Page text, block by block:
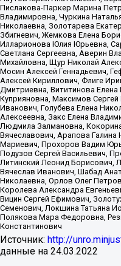
Пислакова-Паркер Марина
Владимировна, Чуркина
Николаевна, Золотарева
Збигневич, Жемкова Елена
Илларионова Юлия Юрьевна,
Светлана Сергеевна, Аверин
Михайловна, Щур Николай
Мосин Алексей Геннадьевич,
Алексей Кириллович, Флиге
Дмитриевна, Вититинова
Куприяновна, Максимов
Иванович, Голубева Елена
Алексеевна, Закс Елена
Людмила Залмановна,
Вячеславович, Арапова
Мариевич, Прохоров Вадим
Подузов Сергей Васильевич,
Литинский Леонид Борисович,
Вячеслав Иванович, Шабад
Николаевна, Орлов Олег
Королева Александра
Вицин Сергей Ефимович,
Семенович, Локшина Татьяна
Полякова Мара Федоровна,
Константинович
Источник: http://
данные на 24.03.2022